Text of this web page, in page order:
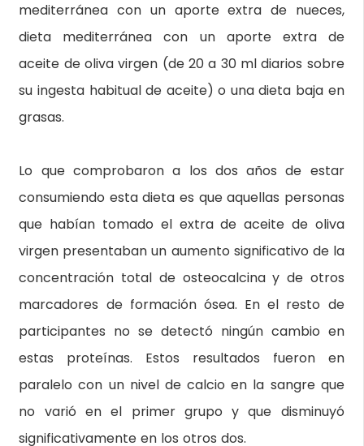
mediterránea con un aporte extra de nueces,
dieta mediterránea con un aporte extra de
aceite de oliva virgen (de 20 a 30 ml diarios sobre
su ingesta habitual de aceite) o una dieta baja en
grasas.
Lo que comprobaron a los dos años de estar
consumiendo esta dieta es que aquellas personas
que habían tomado el extra de aceite de oliva
virgen presentaban un aumento significativo de la
concentración total de osteocalcina y de otros
marcadores de formación ósea. En el resto de
participantes no se detectó ningún cambio en
estas proteínas. Estos resultados fueron en
paralelo con un nivel de calcio en la sangre que
no varió en el primer grupo y que disminuyó
significativamente en los otros dos.